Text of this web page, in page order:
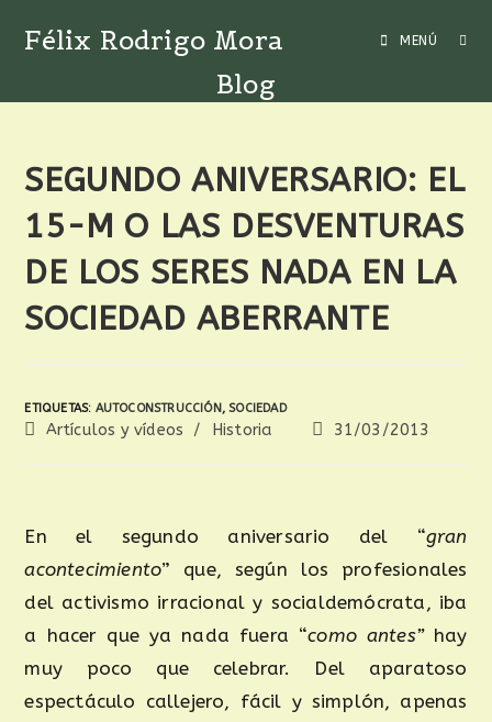
Félix Rodrigo Mora MENÚ
Blog
SEGUNDO ANIVERSARIO: EL
15-M O LAS DESVENTURAS
DE LOS SERES NADA EN LA
SOCIEDAD ABERRANTE
ETIQUETAS: AUTOCONSTRUCCIÓN, SOCIEDAD
Artículos y vídeos / Historia 31/03/2013
En el segundo aniversario del “gran
acontecimiento” que, según los profesionales
del activismo irracional y socialdemócrata, iba
a hacer que ya nada fuera “como antes”hay
muy poco que celebrar. Del aparatoso
espectáculo callejero, fácil y simplón, apenas